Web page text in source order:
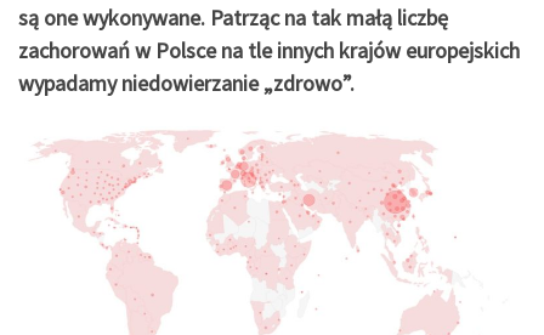
są one wykonywane. Patrząc na tak małą liczbę
zachorowań w Polsce na tle innych krajów europejskich
wypadamy niedowierzanie „zdrowo”.